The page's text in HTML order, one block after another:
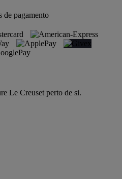
de pagamento
Le Creuset perto de si.